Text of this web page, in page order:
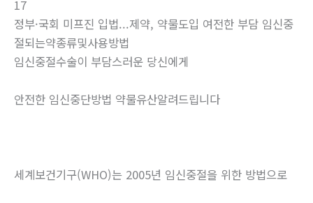
17
정부·국회 미프진 입법...제약, 약물도입 여전한 부담 임신중
절되는약종류및사용방법
임신중절수술이 부담스러운 당신에게
안전한 임신중단방법 약물유산알려드립니다
세계보건기구(WHO)는 2005년 임신중절을 위한 방법으로